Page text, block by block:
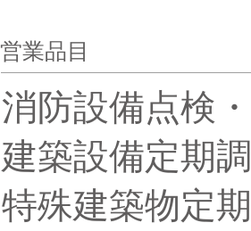
営業品目
消防設備点検
建築設備定期
特殊建築物定